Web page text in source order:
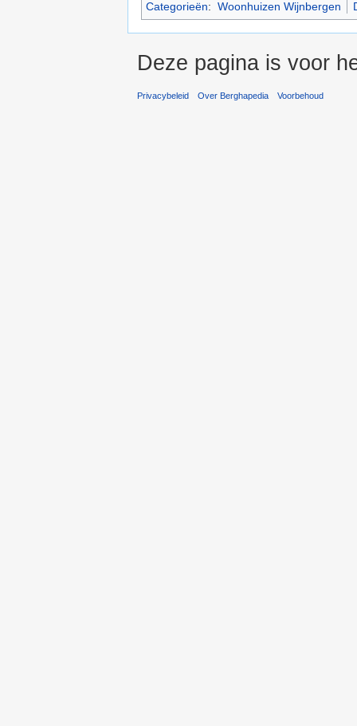
Categorieën: Woonhuizen Wijnbergen
Deze pagina is voor
Privacybeleid Over Berghapedia Voorbehoud